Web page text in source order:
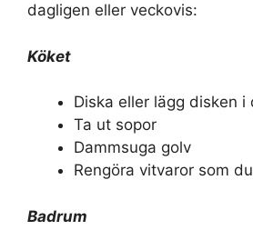
dagligen eller veckovis:
Köket
Diska eller lägg disken i
Ta ut sopor
Dammsuga golv
Rengöra vitvaror som
Badrum